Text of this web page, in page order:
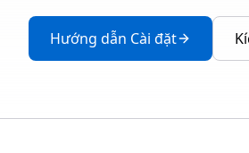
Hướng dẫn Cài đặt